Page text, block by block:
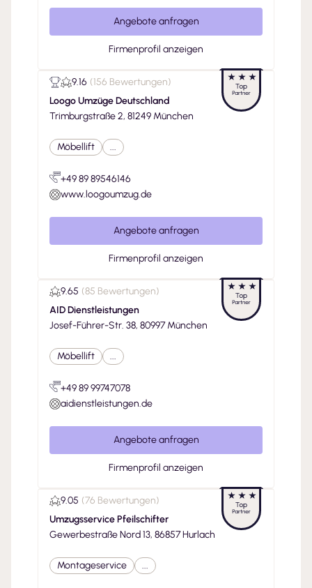
Angebote anfragen
Firmenprofil anzeigen
9.16 (156 Bewertungen)
Loogo Umzüge Deutschland
Trimburgstraße 2, 81249 München
Möbellift ...
+49 89 89546146
www.loogoumzug.de
Angebote anfragen
Firmenprofil anzeigen
9.65 (85 Bewertungen)
AID Dienstleistungen
Josef-Führer-Str. 38, 80997 München
Möbellift ...
+49 89 99747078
aidienstleistungen.de
Angebote anfragen
Firmenprofil anzeigen
9.05 (76 Bewertungen)
Umzugsservice Pfeilschifter
Gewerbestraße Nord 13, 86857 Hurlach
Montageservice ...